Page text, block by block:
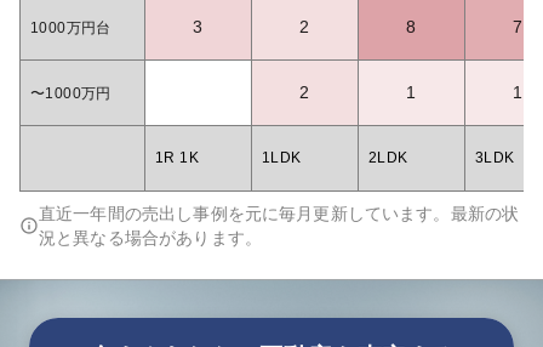
1000万円台 3 2 8 7
〜1000万円 2 1 1
1R 1K 1LDK 2LDK 3LDK
直近一年間の売出し事例を元に毎月更新しています。最新の状
況と異なる場合があります。